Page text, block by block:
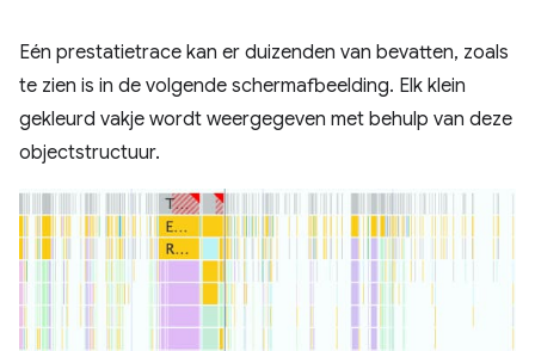
Eén prestatietrace kan er duizenden van bevatten, zoals
te zien is in de volgende schermafbeelding. Elk klein
gekleurd vakje wordt weergegeven met behulp van deze
objectstructuur.